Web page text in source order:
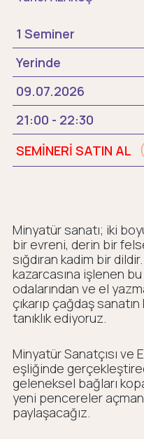
1 Seminer
Yerinde
09.07.2026
21:00 - 22:30
SEMİNERİ SATIN AL
Minyatür sanatı; iki
bir evreni, derin bir
sığdıran kadim bir
kazarcasına işlenen
odalarından ve el
çıkarıp çağdaş
tanıklık ediyoruz.
Minyatür Sanatçısı ve
eşliğinde
geleneksel bağları
yeni pencereler
paylaşacağız.